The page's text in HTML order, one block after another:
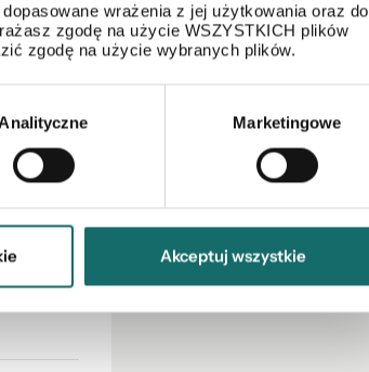
wrażenia z jej użytkowania oraz do
zgodę na użycie WSZYSTKICH plików
zgodę na użycie wybranych plików.
Analityczne Marketingowe
Akceptuj wszystkie